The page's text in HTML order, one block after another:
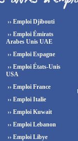
›› Emploi Djibouti
›› Emploi Émirats
Arabes Unis UAE
›› Emploi Espagne
›› Emploi États-Unis
USA
›› Emploi France
›› Emploi Italie
›› Emploi Kuwait
›› Emploi Lebanon
›› Emploi Libye